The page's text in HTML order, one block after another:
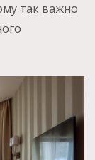
так важно